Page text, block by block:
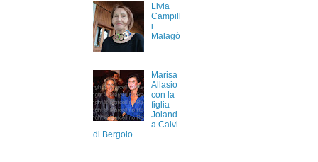
Livia
Campill
i
Malagò
Marisa
Allasio
con la
figlia
Joland
a Calvi
di Bergolo